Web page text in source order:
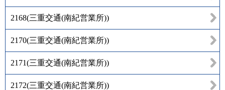
2168(三重交通(南紀営業所))
2170(三重交通(南紀営業所))
2171(三重交通(南紀営業所))
2172(三重交通(南紀営業所))